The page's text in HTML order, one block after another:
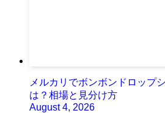
メルカリでボンボンドロップ
は？相場と見分け方
August 4, 2026